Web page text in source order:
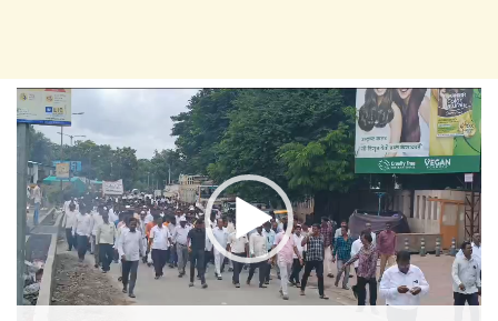
Video
Player